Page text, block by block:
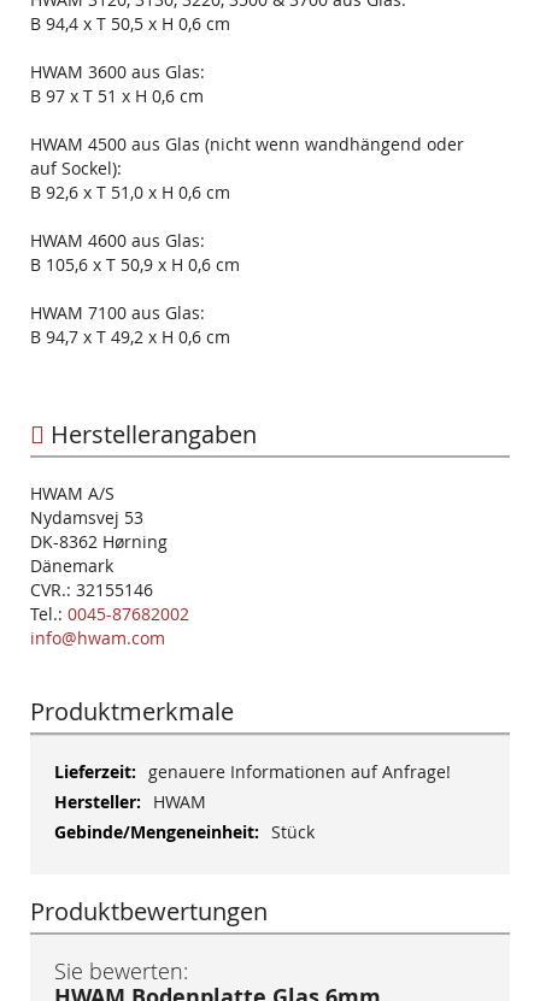
B 94,4 x T 50,5 x H 0,6 cm
HWAM 3600 aus Glas:
B 97 x T 51 x H 0,6 cm
HWAM 4500 aus Glas (nicht wenn wandhängend oder
auf Sockel):
B 92,6 x T 51,0 x H 0,6 cm
HWAM 4600 aus Glas:
B 105,6 x T 50,9 x H 0,6 cm
HWAM 7100 aus Glas:
B 94,7 x T 49,2 x H 0,6 cm
Herstellerangaben
HWAM A/S
Nydamsvej 53
DK-8362 Hørning
Dänemark
CVR.: 32155146
Tel.: 0045-87682002
info@hwam.com
Produktmerkmale
Mehr
Informationen
genauere Informationen auf Anfrage!
HWAM
Stück
Produktbewertungen
Sie bewerten: